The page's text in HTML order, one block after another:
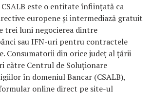
CSALB este o entitate înființată ca
europene și intermediază gratuit
trei luni negocierea dintre
sau IFN-uri pentru contractele
Consumatorii din orice județ al țării
către Centrul de Soluționare
în domeniul Bancar (CSALB),
online direct pe site-ul